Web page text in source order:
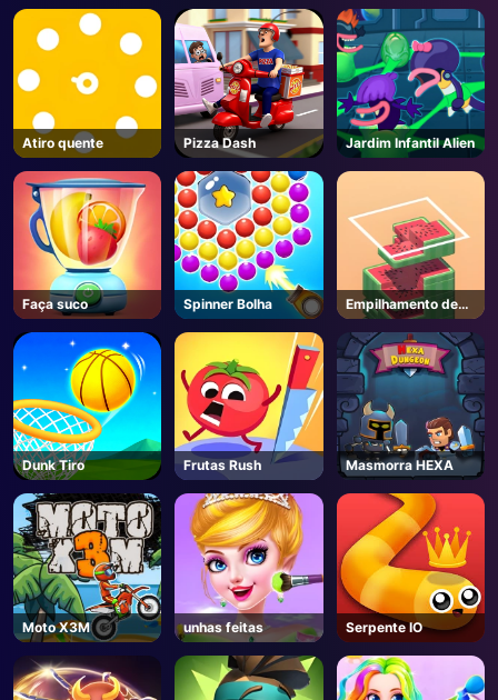
AD
Atiro quente Pizza Dash Jardim Infantil Alien
Faça suco Spinner Bolha
Empilhamento de
blocos
Dunk Tiro Frutas Rush Masmorra HEXA
Moto X3M unhas feitas Serpente IO